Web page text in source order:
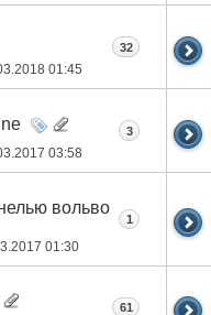
01:45
32
03:58
3
вольво
01:30
1
61